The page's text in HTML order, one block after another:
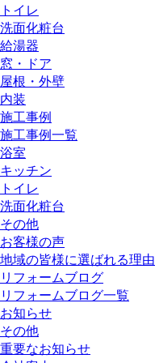
トイレ
洗面化粧台
給湯器
窓・ドア
屋根・外壁
内装
施工事例
施工事例一覧
浴室
キッチン
トイレ
洗面化粧台
その他
お客様の声
地域の皆様に選ばれる理由
リフォームブログ
リフォームブログ一覧
お知らせ
その他
重要なお知らせ